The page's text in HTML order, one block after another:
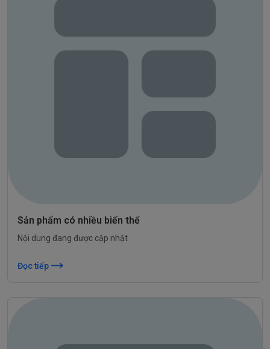
Sản phẩm có nhiều biến thể
Nội dung đang được cập nhật
Đọc tiếp